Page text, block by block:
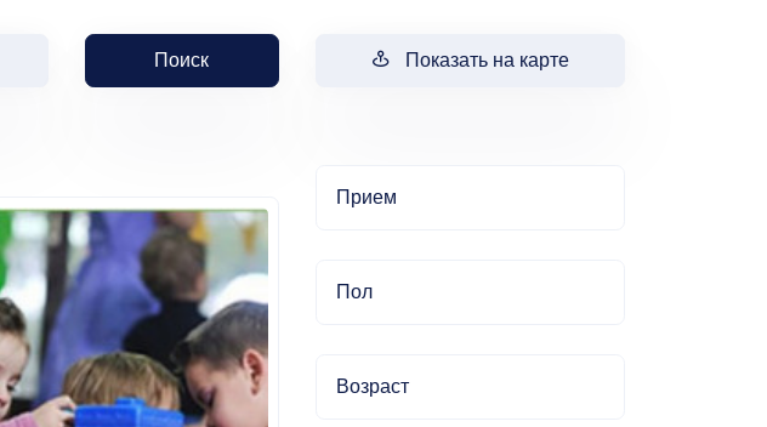
Поиск Показать на карте
Прием
Пол
Возраст